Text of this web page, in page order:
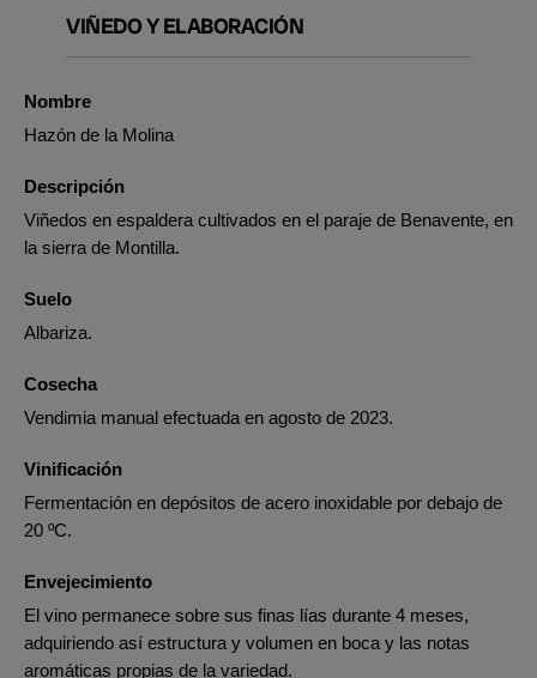
VIÑEDO Y ELABORACIÓN
Nombre
Hazón de la Molina
Descripción
Viñedos en espaldera cultivados en el paraje de Benavente, en
la sierra de Montilla.
Suelo
Albariza.
Cosecha
Vendimia manual efectuada en agosto de 2023.
Vinificación
Fermentación en depósitos de acero inoxidable por debajo de
20 ºC.
Envejecimiento
El vino permanece sobre sus finas lías durante 4 meses,
adquiriendo así estructura y volumen en boca y las notas
aromáticas propias de la variedad.